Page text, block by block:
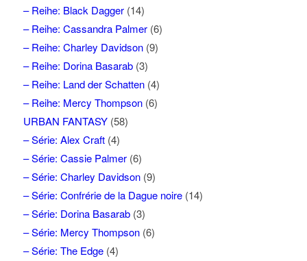
– Reihe: Black Dagger(14)
– Reihe: Cassandra Palmer(6)
– Reihe: Charley Davidson(9)
– Reihe: Dorina Basarab(3)
– Reihe: Land der Schatten(4)
– Reihe: Mercy Thompson(6)
URBAN FANTASY(58)
– Série: Alex Craft(4)
– Série: Cassie Palmer(6)
– Série: Charley Davidson(9)
– Série: Confrérie de la Dague noire(14)
– Série: Dorina Basarab(3)
– Série: Mercy Thompson(6)
– Série: The Edge(4)